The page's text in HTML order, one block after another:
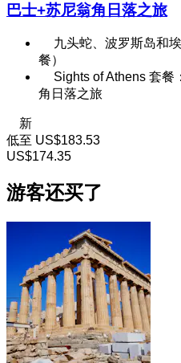
巴士+苏尼翁角日落之旅
九头蛇、波罗斯岛和
餐）
Sights of Athens 套餐
角日落之旅
新
低至 US$183.53
US$174.35
游客还买了